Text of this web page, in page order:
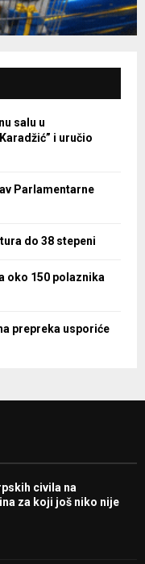
salu u
i uručio
Parlamentarne
do 38 stepeni
oko 150 polaznika
prepreka usporiće
civila na
za koji još niko nije